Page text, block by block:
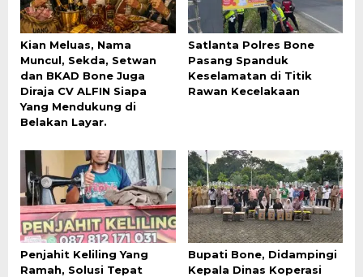
Kian Meluas, Nama
Muncul, Sekda, Setwan
dan BKAD Bone Juga
Diraja CV ALFIN Siapa
Yang Mendukung di
Belakan Layar.
Satlanta Polres Bone
Pasang Spanduk
Keselamatan di Titik
Rawan Kecelakaan
Penjahit Keliling Yang
Ramah, Solusi Tepat
Bupati Bone, Didampingi
Kepala Dinas Koperasi